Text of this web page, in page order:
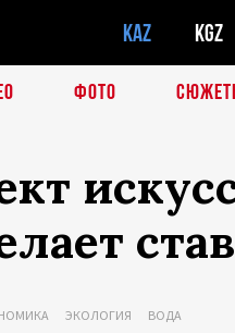
KAZ KGZ
ФОТО
ЭКОЛОГИЯ ВОДА